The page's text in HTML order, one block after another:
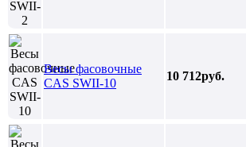
Весы фасовочные
CAS SWII-10
10 712руб.